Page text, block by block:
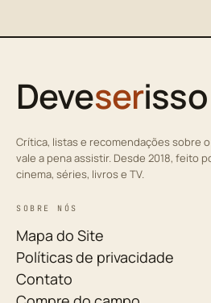
Deveserisso
Crítica, listas e recomendações sobre
vale a pena assistir. Desde 2018, feito
cinema, séries, livros e TV.
SOBRE NÓS
Mapa do Site
Políticas de privacidade
Contato